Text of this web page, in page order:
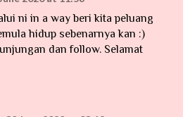
ni in a way beri kita peluang
hidup sebenarnya kan :)
dan follow. Selamat